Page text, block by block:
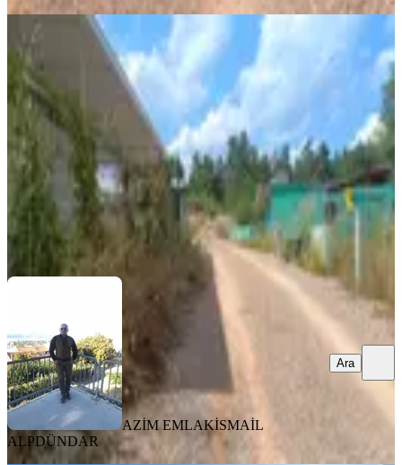
TAKASLI
Karacaağaç'ta Satılık
Buca, Karacaağaç Mahallesi
210 m²
4.048/m²·29.05.2026
850.000 ₺ 1.100.000 ₺
AZİM EMLAK İSMAİL ALPDÜNDAR
AZİM EMLAKİSMAİL
ALPDÜNDAR
Ara